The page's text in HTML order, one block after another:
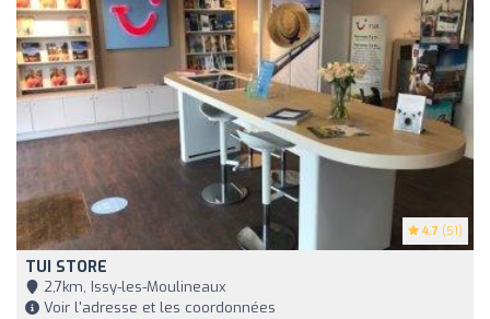
4.7 (51)
TUI STORE
2,7km, Issy-les-Moulineaux
Voir l'adresse et les coordonnées